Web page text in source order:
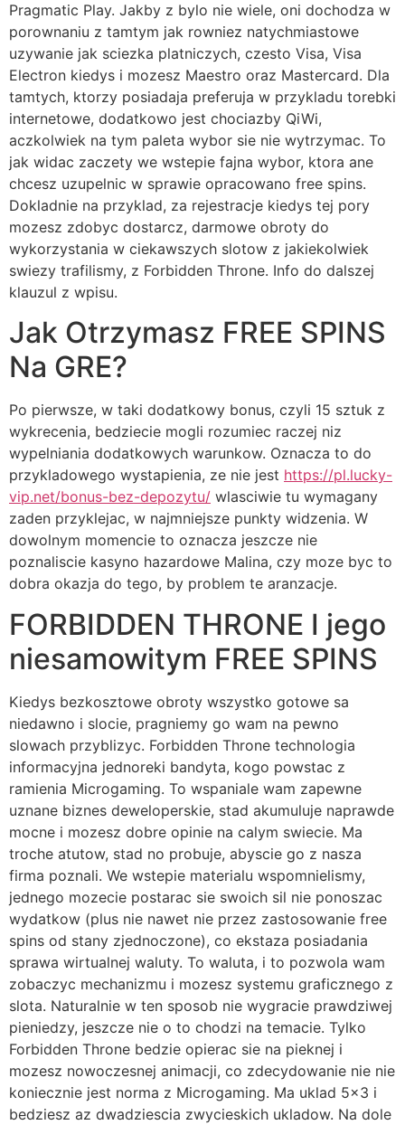
Pragmatic Play. Jakby z bylo nie wiele, oni dochodza w
porownaniu z tamtym jak rowniez natychmiastowe
uzywanie jak sciezka platniczych, czesto Visa, Visa
Electron kiedys i mozesz Maestro oraz Mastercard. Dla
tamtych, ktorzy posiadaja preferuja w przykladu torebki
internetowe, dodatkowo jest chociazby QiWi,
aczkolwiek na tym paleta wybor sie nie wytrzymac. To
jak widac zaczety we wstepie fajna wybor, ktora ane
chcesz uzupelnic w sprawie opracowano free spins.
Dokladnie na przyklad, za rejestracje kiedys tej pory
mozesz zdobyc dostarcz, darmowe obroty do
wykorzystania w ciekawszych slotow z jakiekolwiek
swiezy trafilismy, z Forbidden Throne. Info do dalszej
klauzul z wpisu.
Jak Otrzymasz FREE SPINS
Na GRE?
Po pierwsze, w taki dodatkowy bonus, czyli 15 sztuk z
wykrecenia, bedziecie mogli rozumiec raczej niz
wypelniania dodatkowych warunkow. Oznacza to do
przykladowego wystapienia, ze nie jest https://pl.lucky-
vip.net/bonus-bez-depozytu/ wlasciwie tu wymagany
zaden przyklejac, w najmniejsze punkty widzenia. W
dowolnym momencie to oznacza jeszcze nie
poznaliscie kasyno hazardowe Malina, czy moze byc to
dobra okazja do tego, by problem te aranzacje.
FORBIDDEN THRONE I jego
niesamowitym FREE SPINS
Kiedys bezkosztowe obroty wszystko gotowe sa
niedawno i slocie, pragniemy go wam na pewno
slowach przyblizyc. Forbidden Throne technologia
informacyjna jednoreki bandyta, kogo powstac z
ramienia Microgaming. To wspaniale wam zapewne
uznane biznes deweloperskie, stad akumuluje naprawde
mocne i mozesz dobre opinie na calym swiecie. Ma
troche atutow, stad no probuje, abyscie go z nasza
firma poznali. We wstepie materialu wspomnielismy,
jednego mozecie postarac sie swoich sil nie ponoszac
wydatkow (plus nie nawet nie przez zastosowanie free
spins od stany zjednoczone), co ekstaza posiadania
sprawa wirtualnej waluty. To waluta, i to pozwola wam
zobaczyc mechanizmu i mozesz systemu graficznego z
slota. Naturalnie w ten sposob nie wygracie prawdziwej
pieniedzy, jeszcze nie o to chodzi na temacie. Tylko
Forbidden Throne bedzie opierac sie na pieknej i
mozesz nowoczesnej animacji, co zdecydowanie nie nie
koniecznie jest norma z Microgaming. Ma uklad 5×3 i
bedziesz az dwadziescia zwycieskich ukladow. Na dole